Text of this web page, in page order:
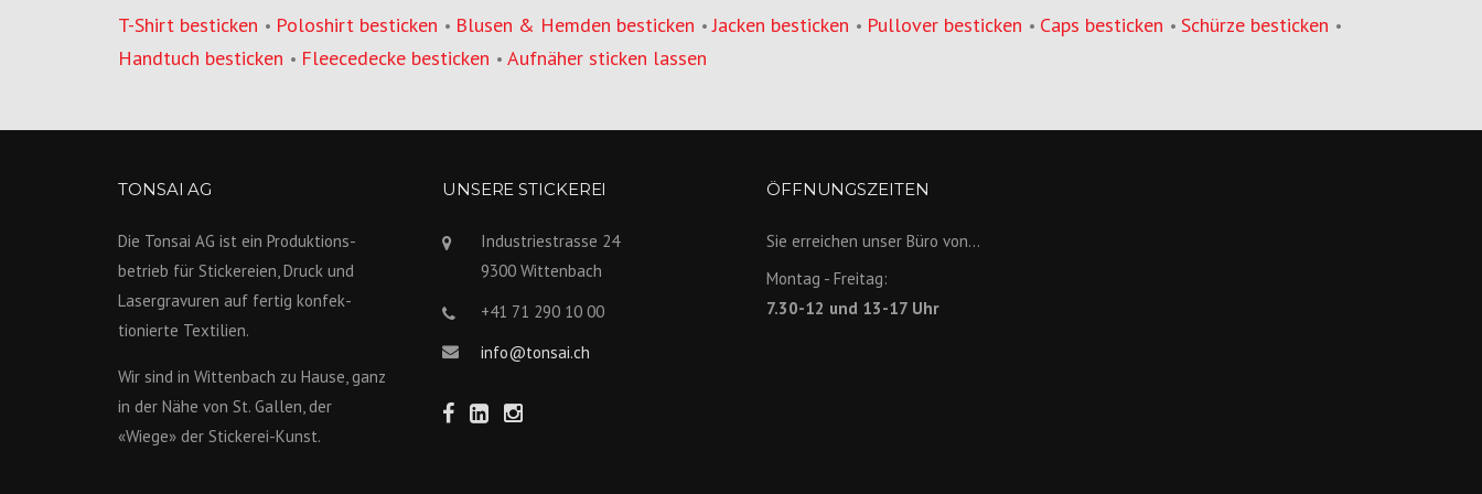
T-Shirt besticken • Poloshirt besticken • Blusen & Hemden besticken •Jacken besticken • Pullover besticken • Caps besticken • Schürze besticken •
Handtuch besticken • Fleecedecke besticken • Aufnäher sticken lassen
TONSAI AG
Die Tonsai AG ist ein Produktions­
betrieb für Stickereien, Druck und
Lasergravuren auf fertig konfek­
tionierte Textilien.
Wir sind in Wittenbach zu Hause, ganz
in der Nähe von St. Gallen, der
«Wiege» der Stickerei-Kunst.
UNSERE STICKEREI
Industriestrasse 24
9300 Wittenbach
+41 71 290 10 00
info@tonsai.ch
ÖFFNUNGSZEITEN
Sie erreichen unser Büro von...
Montag - Freitag:
7.30-12 und 13-17 Uhr